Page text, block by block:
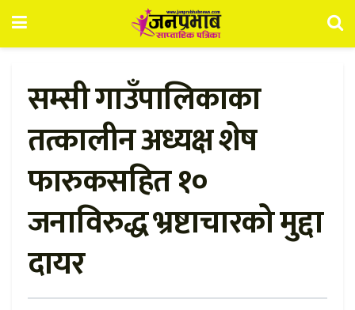
सम्सी गाउँपालिकाका
तत्कालीन अध्यक्ष शेष
फारुकसहित १०
जनाविरुद्ध भ्रष्टाचारको मुद्दा
दायर